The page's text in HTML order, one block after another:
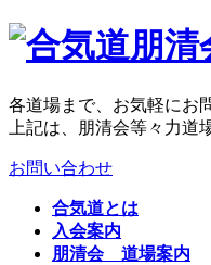
コ
ン
ツ
ス
ナ
ー
シ
ン
各道場まで、お気軽にお
上記は、朋清会等々力道
お問い合わせ
合気道とは
入会案内
朋清会 道場案内